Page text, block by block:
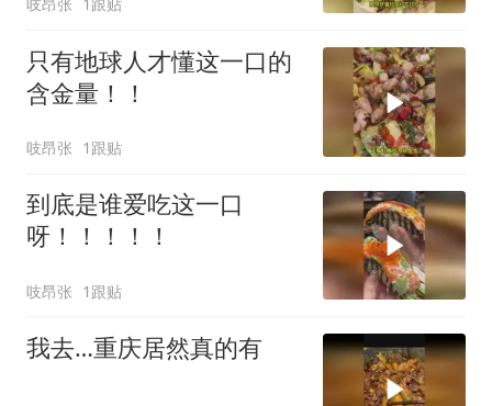
吱昂张 1跟贴
只有地球人才懂这一口的
含金量！！
吱昂张 1跟贴
到底是谁爱吃这一口
呀！！！！！
吱昂张 1跟贴
我去…重庆居然真的有